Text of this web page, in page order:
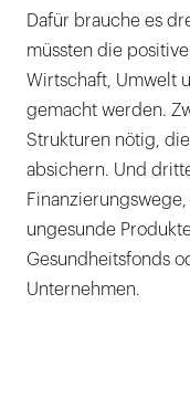
Dafür brauche es
müssten die
Wirtschaft, Umwelt
gemacht werden.
Strukturen nötig,
absichern. Und
ungesunde
Gesundheitsfonds
Unternehmen.